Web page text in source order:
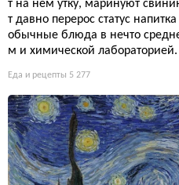
т на нем утку, маринуют
т давно перерос статус
обычные блюда в нечто
м и химической лабораторией.
Еда и рецепты 5 277